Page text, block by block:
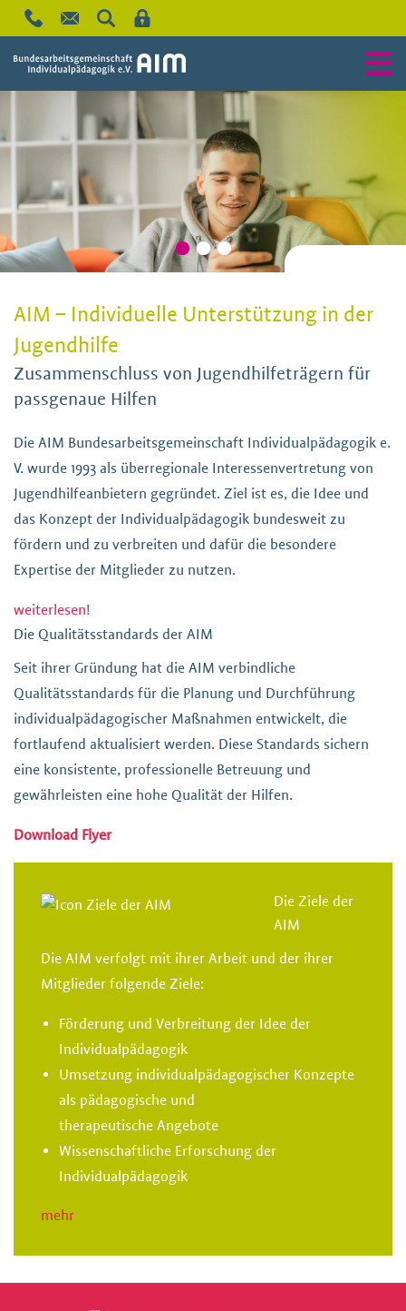
AIM – Individuelle Unterstützung in der
Jugendhilfe
Zusammenschluss von Jugendhilfeträgern für
passgenaue Hilfen
Die AIM Bundesarbeitsgemeinschaft Individualpädagogik e.
V. wurde 1993 als überregionale Interessenvertretung von
Jugendhilfeanbietern gegründet. Ziel ist es, die Idee und
das Konzept der Individualpädagogik bundesweit zu
fördern und zu verbreiten und dafür die besondere
Expertise der Mitglieder zu nutzen.
weiterlesen!
Die Qualitätsstandards der AIM
Seit ihrer Gründung hat die AIM verbindliche
Qualitätsstandards für die Planung und Durchführung
individualpädagogischer Maßnahmen entwickelt, die
fortlaufend aktualisiert werden. Diese Standards sichern
eine konsistente, professionelle Betreuung und
gewährleisten eine hohe Qualität der Hilfen.
Download Flyer
Die Ziele der
AIM
Die AIM verfolgt mit ihrer Arbeit und der ihrer
Mitglieder folgende Ziele:
Förderung und Verbreitung der Idee der
Individualpädagogik
Umsetzung individualpädagogischer Konzepte
als pädagogische und
therapeutische Angebote
Wissenschaftliche Erforschung der
Individualpädagogik
mehr